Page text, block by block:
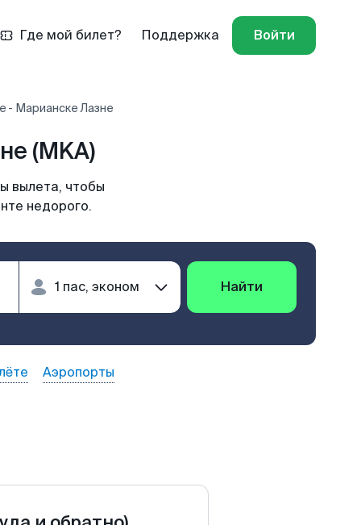
Где мой билет? Поддержка Войти
- Марианске Лазне
(MKA)
вылета, чтобы
недорого.
Найти
Аэропорты